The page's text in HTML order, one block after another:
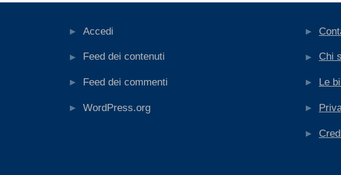
Accedi
Feed dei contenuti
Feed dei commenti
WordPress.org
Chi
Le